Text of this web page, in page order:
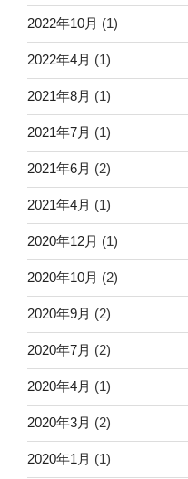
2022年10月 (1)
2022年4月 (1)
2021年8月 (1)
2021年7月 (1)
2021年6月 (2)
2021年4月 (1)
2020年12月 (1)
2020年10月 (2)
2020年9月 (2)
2020年7月 (2)
2020年4月 (1)
2020年3月 (2)
2020年1月 (1)